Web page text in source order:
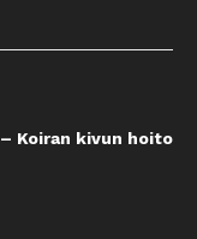
Koiran kivun hoito